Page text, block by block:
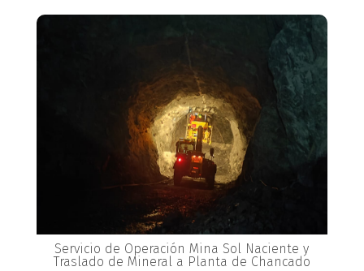
Servicio de Operación Mina Sol Naciente y
Traslado de Mineral a Planta de Chancado